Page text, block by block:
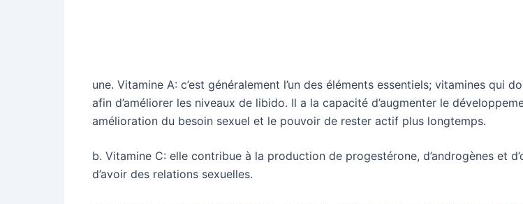
une. Vitamine A: c’est généralement l’un des éléments essentiels; vitamines
afin d’améliorer les niveaux de libido. Il a la capacité d’augmenter le
amélioration du besoin sexuel et le pouvoir de rester actif plus longtemps.
b. Vitamine C: elle contribue à la production de progestérone, d’androgènes et
d’avoir des relations sexuelles.